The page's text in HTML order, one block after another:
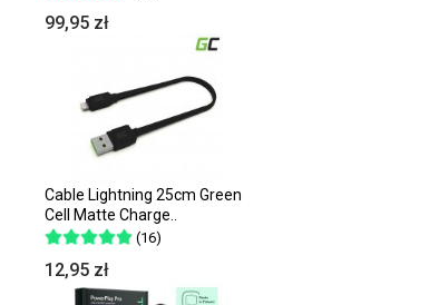
99,95 zł
Cable Lightning 25cm Green
Cell Matte Charge..
(16)
12,95 zł